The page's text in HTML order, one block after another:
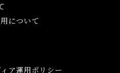
について
ア運用ポリシー